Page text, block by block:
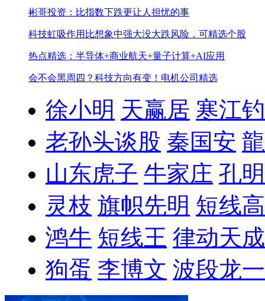
彬哥投资：比指数下跌更让人担忧的事
科技虹吸作用比想象中强大没大跌风险，可精选个股
热点精选：半导体+商业航天+量子计算+AI应用
会不会黑周四？科技方向有变！ 电机公司精选
徐小明 天赢居 寒江
老孙头谈股 秦国安
山东虎子 牛家庄 孔
灵枝 旗帜先明 短线
鸿牛 短线王 律动天成
狗蛋 李博文 波段龙一